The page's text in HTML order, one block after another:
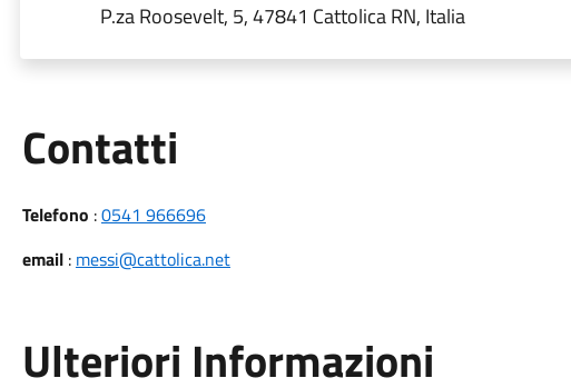
P.za Roosevelt, 5, 47841 Cattolica RN, Italia
Contatti
Telefono :0541 966696
email: messi@cattolica.net
Ulteriori Informazioni